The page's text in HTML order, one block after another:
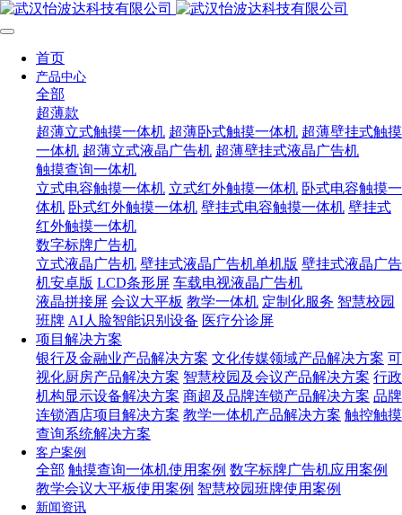
首页
产品中心
全部
超薄款
超薄立式触摸一体机 超薄卧式触摸一体机 超薄壁挂式触摸
一体机 超薄立式液晶广告机 超薄壁挂式液晶广告机
触摸查询一体机
立式电容触摸一体机 立式红外触摸一体机 卧式电容触摸一
体机 卧式红外触摸一体机 壁挂式电容触摸一体机 壁挂式
红外触摸一体机
数字标牌广告机
立式液晶广告机 壁挂式液晶广告机单机版 壁挂式液晶广告
机安卓版 LCD条形屏 车载电视液晶广告机
液晶拼接屏 会议大平板 教学一体机 定制化服务 智慧校园
班牌 AI人脸智能识别设备 医疗分诊屏
项目解决方案
银行及金融业产品解决方案 文化传媒领域产品解决方案 可
视化厨房产品解决方案 智慧校园及会议产品解决方案 行政
机构显示设备解决方案 商超及品牌连锁产品解决方案 品牌
连锁酒店项目解决方案 教学一体机产品解决方案 触控触摸
查询系统解决方案
客户案例
全部 触摸查询一体机使用案例 数字标牌广告机应用案例
教学会议大平板使用案例 智慧校园班牌使用案例
新闻资讯